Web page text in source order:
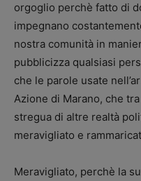
orgoglio perchè fatto di
impegnano
nostra comunità in
pubblicizza qualsiasi
che le parole usate
Azione di Marano, che
stregua di altre realtà
meravigliato e
Meravigliato, perchè la